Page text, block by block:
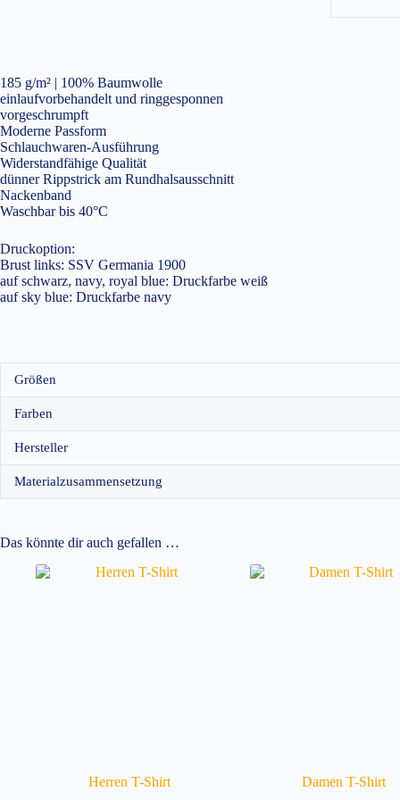
185 g/m² | 100% Baumwolle
einlaufvorbehandelt und ringgesponnen
vorgeschrumpft
Moderne Passform
Schlauchwaren-Ausführung
Widerstandfähige Qualität
dünner Rippstrick am Rundhalsausschnitt
Nackenband
Waschbar bis 40°C
Druckoption:
Brust links: SSV Germania 1900
auf schwarz, navy, royal blue: Druckfarbe weiß
auf sky blue: Druckfarbe navy
Größen
Farben
Hersteller
Materialzusammensetzung
Das könnte dir auch gefallen …
Herren T-Shirt
Damen T-Shirt